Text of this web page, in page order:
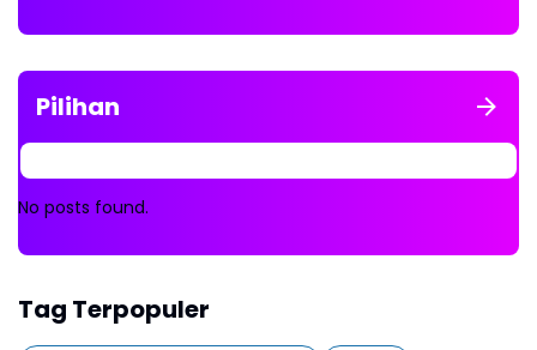
Pilihan
No posts found.
Tag Terpopuler